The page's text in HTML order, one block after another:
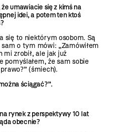
umawiacie się z kimś na
idei, a potem ten ktoś
się to niektórym osobom. Są
o tym mówi: „Zamówiłem
mi zrobił, ale jak już
pomyślałem, że sam sobie
(śmiech).
ściągać?”.
rynek z perspektywy 10 lat
obecnie?